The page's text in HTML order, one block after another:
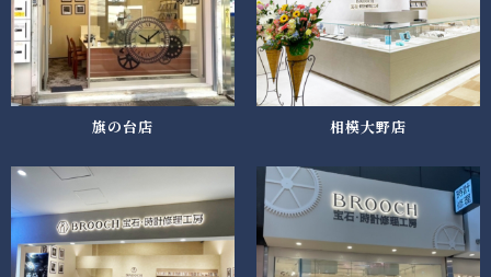
旗の台店 相模大野店